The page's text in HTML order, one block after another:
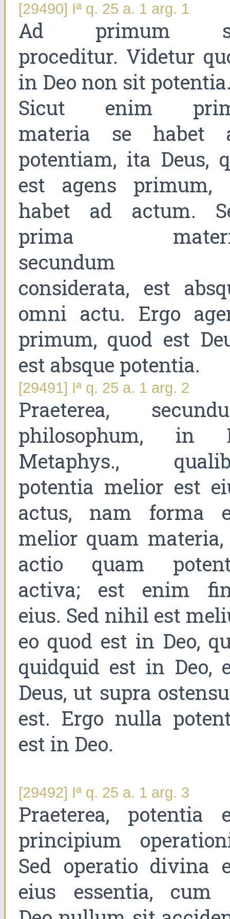
[29490] Iª q. 25 a. 1 arg. 1
Ad primum
proceditur. Videtur
in Deo non sit
Sicut enim
materia se habet
potentiam, ita Deus,
est agens primum,
habet ad actum.
prima
secundum
considerata, est
omni actu. Ergo
primum, quod est
est absque potentia.
[29491] Iª q. 25 a. 1 arg. 2
Praeterea,
philosophum, in
Metaphys.,
potentia melior est
actus, nam forma
melior quam materia,
actio quam
activa; est enim
eius. Sed nihil est
eo quod est in Deo,
quidquid est in Deo,
Deus, ut supra
est. Ergo nulla
est in Deo.
[29492] Iª q. 25 a. 1 arg. 3
Praeterea, potentia
principium
Sed operatio divina
eius essentia, cum